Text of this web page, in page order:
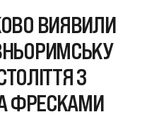
ВИЯВИЛИ
З
ФРЕСКАМИ